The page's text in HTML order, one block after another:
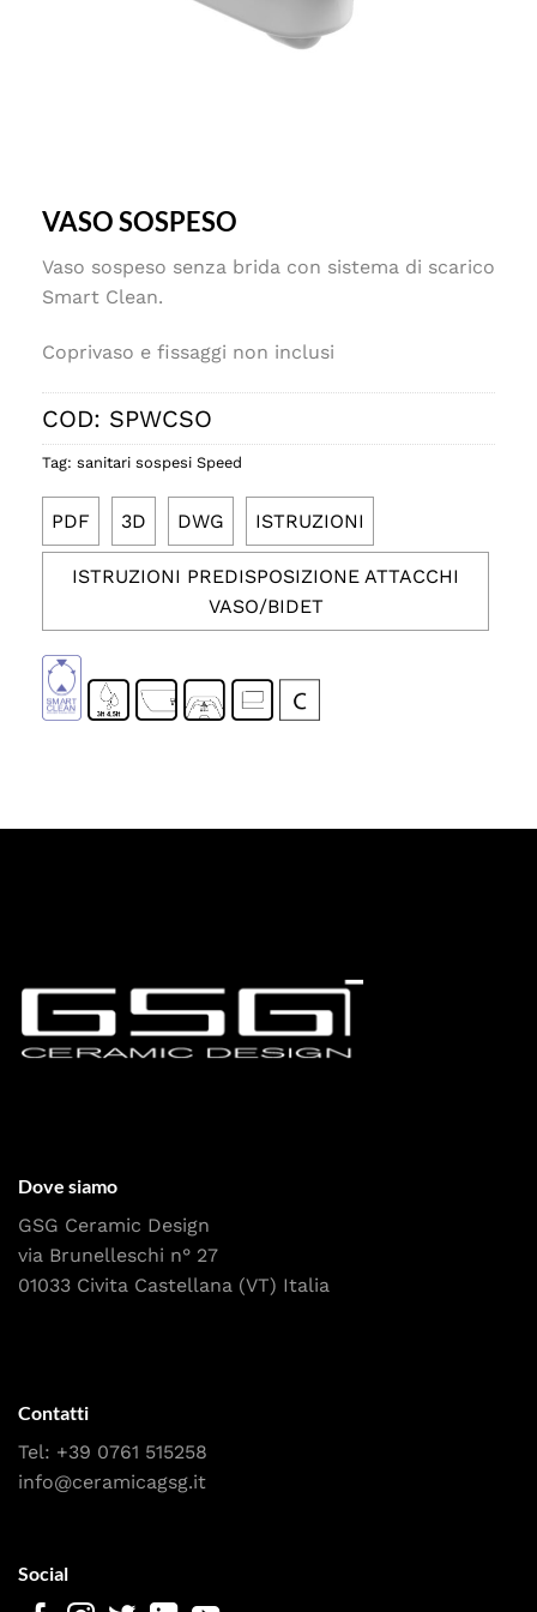
VASO SOSPESO
Vaso sospeso senza brida con sistema di scarico
Smart Clean.
Coprivaso e fissaggi non inclusi
COD: SPWCSO
Tag: sanitari sospesi Speed
PDF 3D DWG ISTRUZIONI
ISTRUZIONI PREDISPOSIZIONE ATTACCHI
VASO/BIDET
Dove siamo
GSG Ceramic Design
via Brunelleschi n° 27
01033 Civita Castellana (VT) Italia
Contatti
Tel: +39 0761 515258
info@ceramicagsg.it
Social